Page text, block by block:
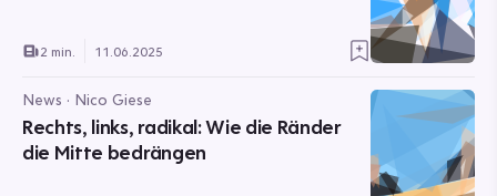
2 min. 11.06.2025
News · Nico Giese
Rechts, links, radikal: Wie die Ränder
die Mitte bedrängen